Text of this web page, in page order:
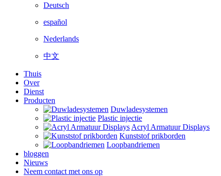
Deutsch
español
Nederlands
中文
Thuis
Over
Dienst
Producten
Duwladesystemen
Plastic injectie
Acryl Armatuur Displays
Kunststof prikborden
Loopbandriemen
bloggen
Nieuws
Neem contact met ons op